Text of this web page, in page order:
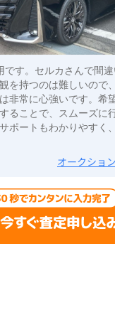
です。セルカさんで間
を持つのは難しいので
非常に心強いです。希
ることで、スムーズに
ポートもわかりやすく
オークショ